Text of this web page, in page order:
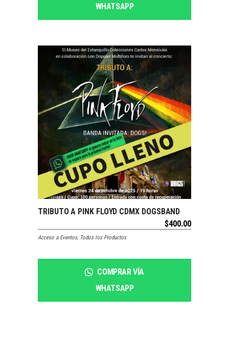
WHATSAPP
SOLDOUTLEER MÁS
TRIBUTO A PINK FLOYD CDMX DOGSBAND
$400.00
Acceso a Eventos, Todos los Productos
COMPRAR VÍA
WHATSAPP